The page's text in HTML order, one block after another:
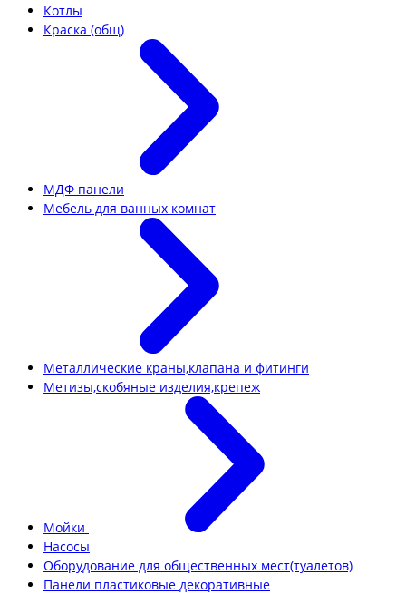
Котлы
Краска (общ)
МДФ панели
Мебель для ванных комнат
Металлические краны,клапана и фитинги
Метизы,скобяные изделия,крепеж
Мойки
Насосы
Оборудование для общественных мест(туалетов)
Панели пластиковые декоративные